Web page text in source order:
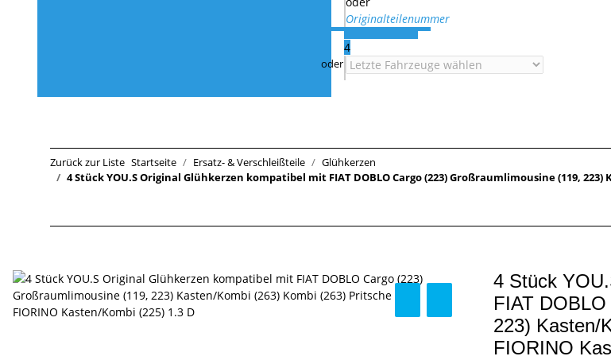
Originalteilenummer
4
Zurück zur Liste Startseite Ersatz- & Verschleißteile
Glühkerzen
4 Stück YOU.S Original Glühkerzen kompatibel mit FIAT DOBLO Cargo (223) Großraumlimousine (119, 223)
4 Stück
FIAT
223) Kasten/
FIORINO